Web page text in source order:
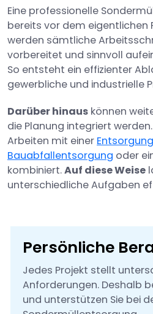
Eine professionelle
bereits vor dem eigentlichen
werden sämtliche
vorbereitet und sinnvoll
So entsteht ein effizienter
gewerbliche und industrielle
Darüber hinaus können
die Planung integriert
Arbeiten mit einer Entsorgung
Bauabfallentsorgung oder
kombiniert.Auf diese Weise
unterschiedliche Aufgaben
Persönliche
Jedes Projekt stellt
Anforderungen. Deshalb
und unterstützen Sie bei